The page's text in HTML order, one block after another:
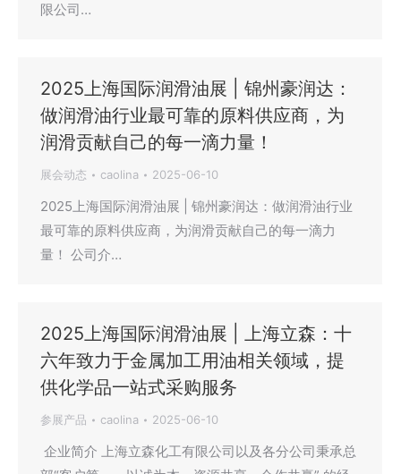
限公司…
2025上海国际润滑油展 | 锦州豪润达：
做润滑油行业最可靠的原料供应商，为
润滑贡献自己的每一滴力量！
展会动态 caolina 2025-06-10
2025上海国际润滑油展 | 锦州豪润达：做润滑油行业
最可靠的原料供应商，为润滑贡献自己的每一滴力
量！ 公司介…
2025上海国际润滑油展 | 上海立森：十
六年致力于金属加工用油相关领域，提
供化学品一站式采购服务
参展产品 caolina 2025-06-10
企业简介 上海立森化工有限公司以及各分公司秉承总